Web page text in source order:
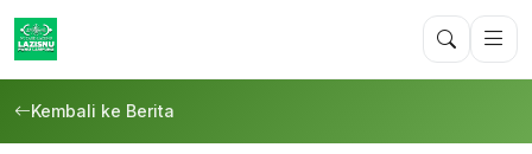
Kembali ke Berita